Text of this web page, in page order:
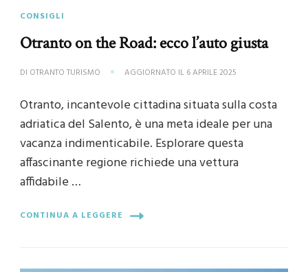
CONSIGLI
Otranto on the Road: ecco l’auto giusta
DI OTRANTO TURISMO AGGIORNATO IL 6 APRILE 2025
Otranto, incantevole cittadina situata sulla costa
adriatica del Salento, è una meta ideale per una
vacanza indimenticabile. Esplorare questa
affascinante regione richiede una vettura
affidabile …
CONTINUA A LEGGERE